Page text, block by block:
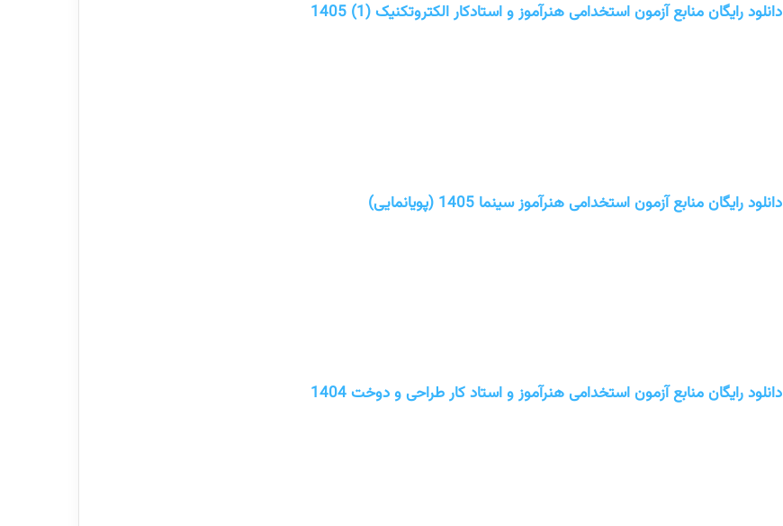
دانلود رایگان منابع آزمون استخدامی هنرآموز و استادکار الکتروتکنیک (1) 1405
دانلود رایگان منابع آزمون استخدامی هنرآموز سینما 1405 (پویانمایی)
دانلود رایگان منابع آزمون استخدامی هنرآموز و استاد کار طراحی و دوخت 1404